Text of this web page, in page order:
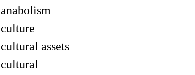
anabolism
culture
cultural assets
cultural